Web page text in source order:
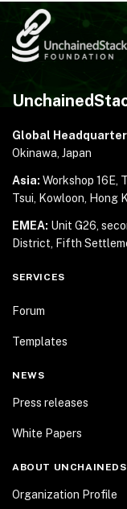
Global
Okinawa, Japan
Asia: Workshop 16E,
Tsui, Kowloon, Hong
EMEA: Unit G26,
District, Fifth
SERVICES
Forum
Templates
NEWS
Press releases
White Papers
ABOUT
Organization Profile